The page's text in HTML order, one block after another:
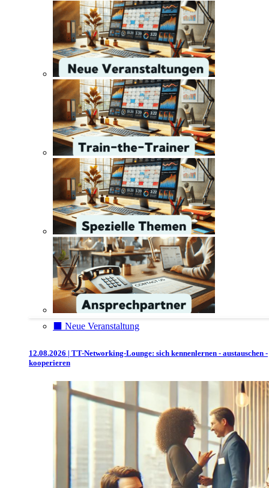
⬛️ Neue Veranstaltung
12.08.2026 | TT-Networking-Lounge: sich kennenlernen - austauschen -
kooperieren